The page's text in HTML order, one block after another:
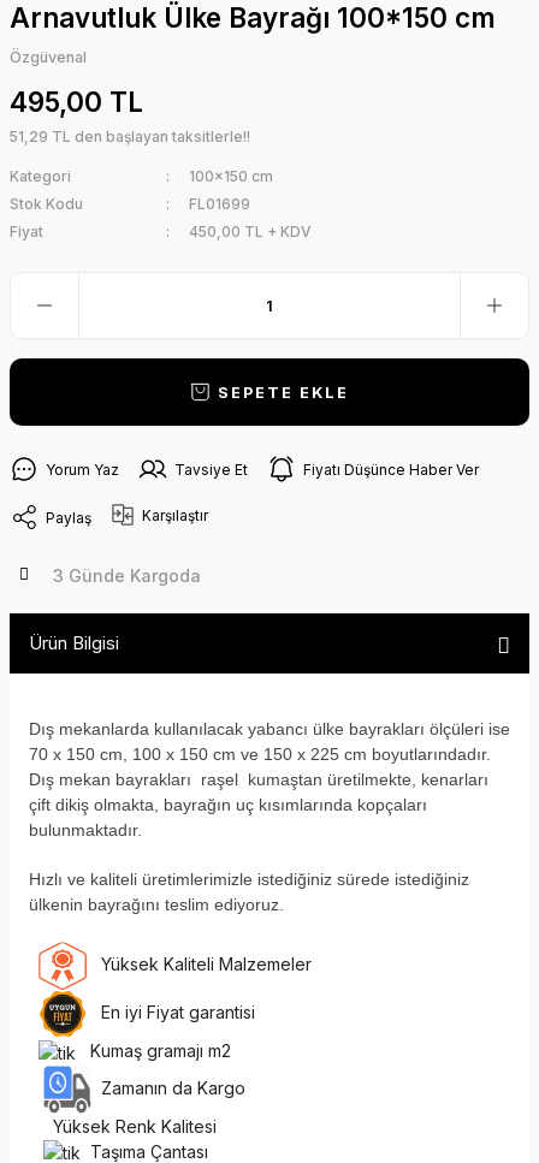
Arnavutluk Ülke Bayrağı 100*150 cm
Özgüvenal
495,00 TL
51,29 TL den başlayan taksitlerle!!
Kategori
100x150 cm
Stok Kodu
FL01699
Fiyat
450,00 TL + KDV
SEPETE EKLE
Yorum Yaz Tavsiye Et Fiyatı Düşünce Haber Ver
Paylaş Karşılaştır
3 Günde Kargoda
Ürün Bilgisi
Dış mekanlarda kullanılacak yabancı ülke bayrakları ölçüleri ise
70 x 150 cm, 100 x 150 cm ve 150 x 225 cm boyutlarındadır.
Dış mekan bayrakları raşel kumaştan üretilmekte, kenarları
çift dikiş olmakta, bayrağın uç kısımlarında kopçaları
bulunmaktadır.
Hızlı ve kaliteli üretimlerimizle istediğiniz sürede istediğiniz
ülkenin bayrağını teslim ediyoruz.
Yüksek Kaliteli Malzemeler
En iyi Fiyat garantisi
Kumaş gramajı m2
Zamanın da Kargo
Yüksek Renk Kalitesi
Taşıma Çantası